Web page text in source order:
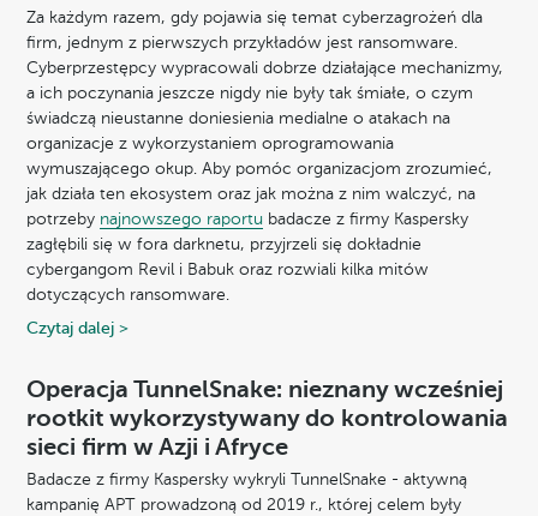
Za każdym razem, gdy pojawia się temat cyberzagrożeń dla
firm, jednym z pierwszych przykładów jest ransomware.
Cyberprzestępcy wypracowali dobrze działające mechanizmy,
a ich poczynania jeszcze nigdy nie były tak śmiałe, o czym
świadczą nieustanne doniesienia medialne o atakach na
organizacje z wykorzystaniem oprogramowania
wymuszającego okup. Aby pomóc organizacjom zrozumieć,
jak działa ten ekosystem oraz jak można z nim walczyć, na
potrzeby najnowszego raportu badacze z firmy Kaspersky
zagłębili się w fora darknetu, przyjrzeli się dokładnie
cybergangom Revil i Babuk oraz rozwiali kilka mitów
dotyczących ransomware.
Czytaj dalej >
Operacja TunnelSnake: nieznany wcześniej
rootkit wykorzystywany do kontrolowania
sieci firm w Azji i Afryce
Badacze z firmy Kaspersky wykryli TunnelSnake - aktywną
kampanię APT prowadzoną od 2019 r., której celem były